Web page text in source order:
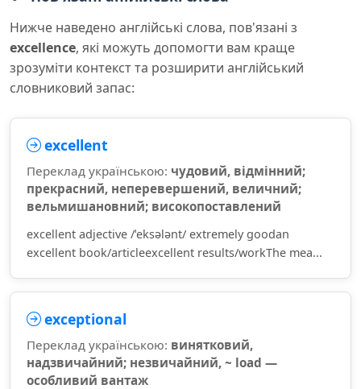
Нижче наведено англійські слова, пов'язані з
excellence, які можуть допомогти вам краще
зрозуміти контекст та розширити англійський
словниковий запас:
excellent
Переклад українською: чудовий, відмінний;
прекрасний, неперевершений, величний;
вельмишановний; високопоставлений
excellent adjective /ˈeksələnt/ extremely goodan
excellent book/articleexcellent results/workThe mea...
exceptional
Переклад українською: винятковий,
надзвичайний; незвичайний, ~ load —
особливий вантаж